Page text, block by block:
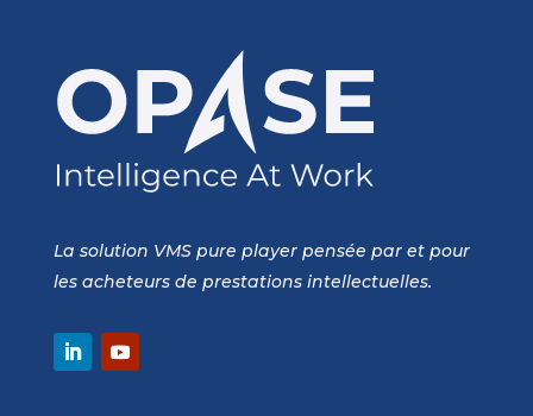
La solution VMS pure player pensée par et pour
les acheteurs de prestations intellectuelles.